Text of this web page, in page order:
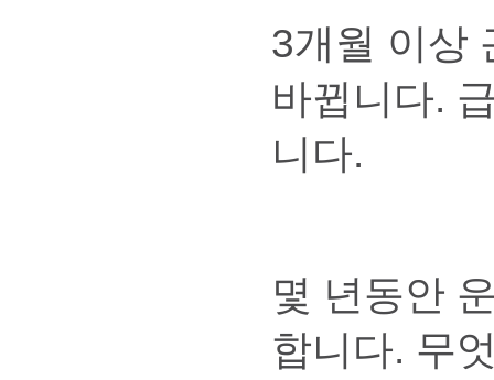
3개월 이상
바뀝니다.
니다.
몇 년동안
합니다. 무